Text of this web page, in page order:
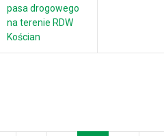
pasa drogowego
na terenie RDW
Kościan